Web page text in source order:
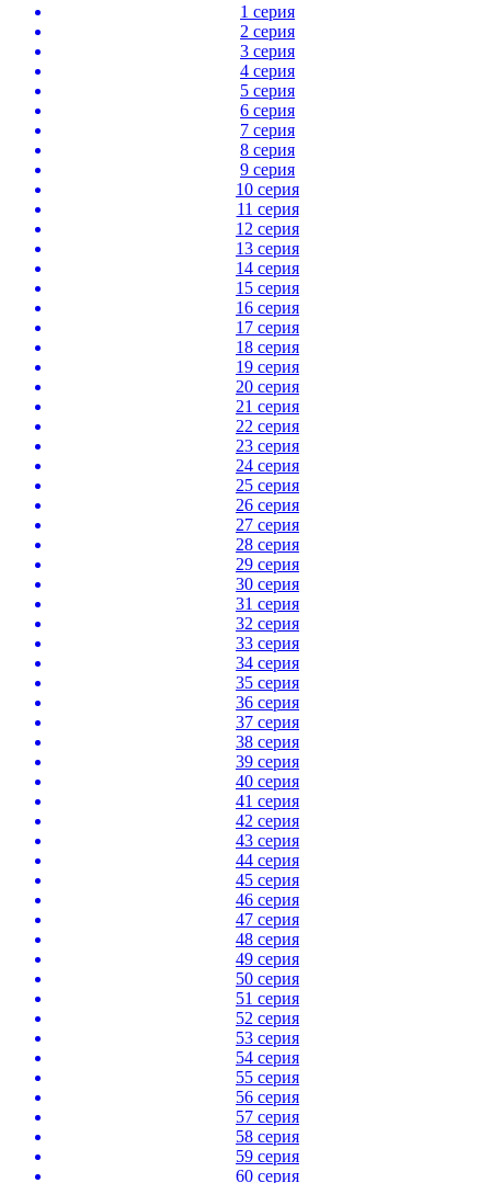
1 серия
2 серия
3 серия
4 серия
5 серия
6 серия
7 серия
8 серия
9 серия
10 серия
11 серия
12 серия
13 серия
14 серия
15 серия
16 серия
17 серия
18 серия
19 серия
20 серия
21 серия
22 серия
23 серия
24 серия
25 серия
26 серия
27 серия
28 серия
29 серия
30 серия
31 серия
32 серия
33 серия
34 серия
35 серия
36 серия
37 серия
38 серия
39 серия
40 серия
41 серия
42 серия
43 серия
44 серия
45 серия
46 серия
47 серия
48 серия
49 серия
50 серия
51 серия
52 серия
53 серия
54 серия
55 серия
56 серия
57 серия
58 серия
59 серия
60 серия